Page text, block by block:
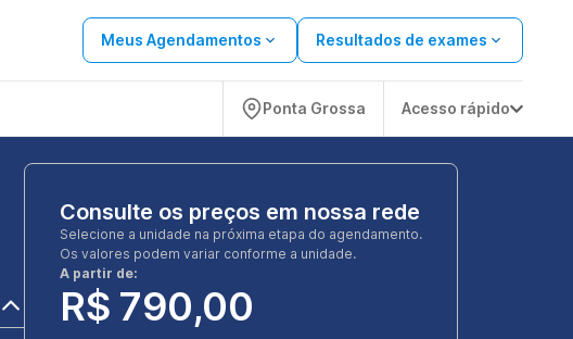
Meus Agendamentos Resultados de exames
Ponta Grossa Acesso rápido
Consulte os preços em nossa rede
Selecione a unidade na próxima etapa do agendamento.
Os valores podem variar conforme a unidade.
A partir de:
R$ 790,00